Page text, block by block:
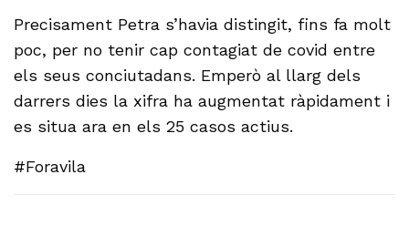
Precisament Petra s’havia distingit, fins fa molt
poc, per no tenir cap contagiat de covid entre
els seus conciutadans. Emperò al llarg dels
darrers dies la xifra ha augmentat ràpidament i
es situa ara en els 25 casos actius.
#Foravila